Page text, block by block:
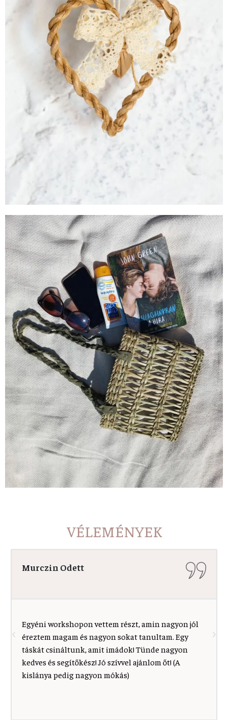
VÉLEMÉNYEK
Péter János
Gyönyörűen berendezett, hangulatos műhely,
minőségi és egyedi termékekkel! Tünde nagyon
ügyes kézműves, és nagyon ügyesen át is tudja adni
a tudását akár felnőttnek, akár gyereknek.
Mindenképp érdemes meglátogatni, ha Hollókőn